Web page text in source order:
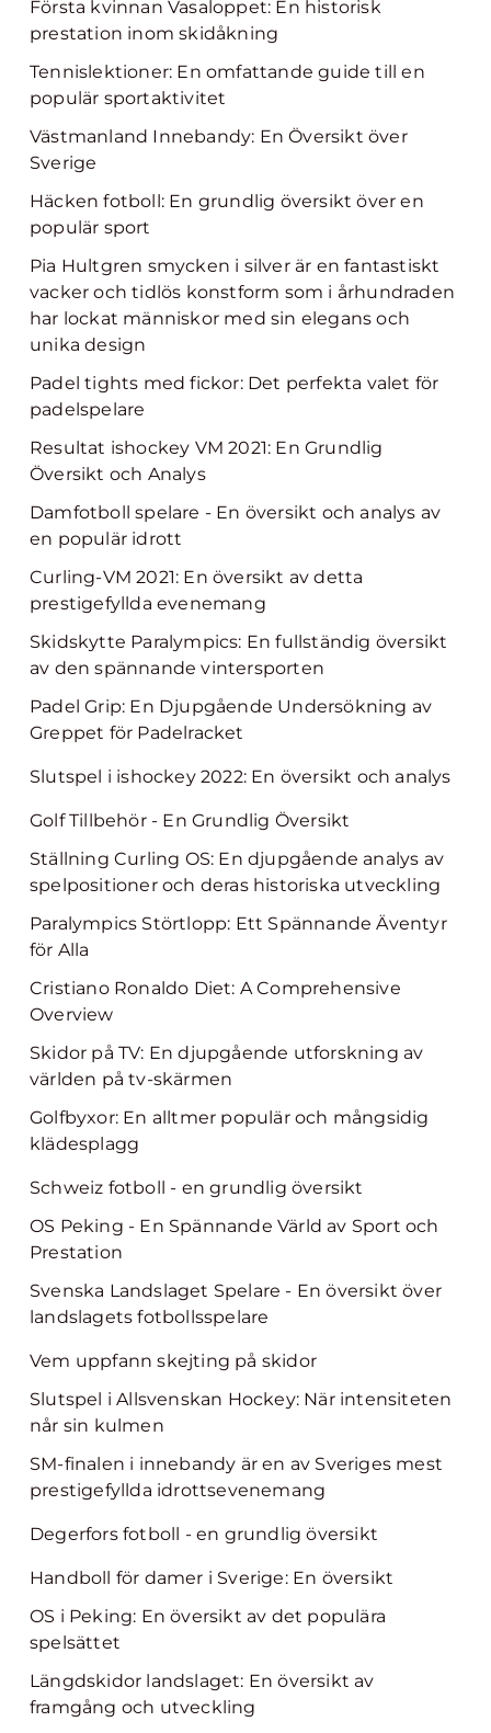
Första kvinnan Vasaloppet: En historisk
prestation inom skidåkning
Tennislektioner: En omfattande guide till en
populär sportaktivitet
Västmanland Innebandy: En Översikt över
Sverige
Häcken fotboll: En grundlig översikt över en
populär sport
Pia Hultgren smycken i silver är en fantastiskt
vacker och tidlös konstform som i århundraden
har lockat människor med sin elegans och
unika design
Padel tights med fickor: Det perfekta valet för
padelspelare
Resultat ishockey VM 2021: En Grundlig
Översikt och Analys
Damfotboll spelare - En översikt och analys av
en populär idrott
Curling-VM 2021: En översikt av detta
prestigefyllda evenemang
Skidskytte Paralympics: En fullständig översikt
av den spännande vintersporten
Padel Grip: En Djupgående Undersökning av
Greppet för Padelracket
Slutspel i ishockey 2022: En översikt och analys
Golf Tillbehör - En Grundlig Översikt
Ställning Curling OS: En djupgående analys av
spelpositioner och deras historiska utveckling
Paralympics Störtlopp: Ett Spännande Äventyr
för Alla
Cristiano Ronaldo Diet: A Comprehensive
Overview
Skidor på TV: En djupgående utforskning av
världen på tv-skärmen
Golfbyxor: En alltmer populär och mångsidig
klädesplagg
Schweiz fotboll - en grundlig översikt
OS Peking - En Spännande Värld av Sport och
Prestation
Svenska Landslaget Spelare - En översikt över
landslagets fotbollsspelare
Vem uppfann skejting på skidor
Slutspel i Allsvenskan Hockey: När intensiteten
når sin kulmen
SM-finalen i innebandy är en av Sveriges mest
prestigefyllda idrottsevenemang
Degerfors fotboll - en grundlig översikt
Handboll för damer i Sverige: En översikt
OS i Peking: En översikt av det populära
spelsättet
Längdskidor landslaget: En översikt av
framgång och utveckling